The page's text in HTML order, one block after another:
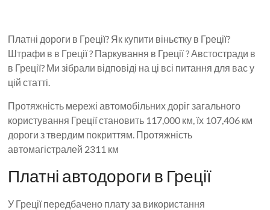
Платні дороги в Греції? Як купити віньєтку в Греції?
Штрафи в в Греції ? Паркування в Греції ? Австостради в
в Греції? Ми зібрали відповіді на ці всі питання для вас у
цій статті.
Протяжність мережі автомобільних доріг загального
користування Греції становить 117,000 км, їх 107,406 км
дороги з твердим покриттям. Протяжність
автомагістралей 2311 км
Платні автодороги в Греції
У Греції передбачено плату за використання